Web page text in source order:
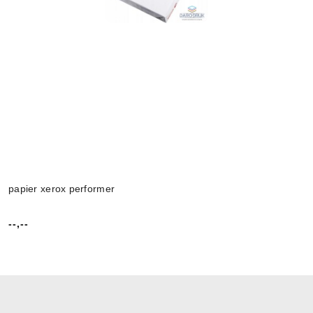
papier xerox performer
Cena:
--,--